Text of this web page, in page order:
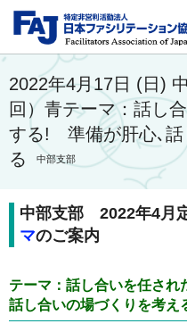
2022年4月17日 (日)
回）青テーマ：話し
する! 準備が肝心､話
る
中部支部
中部支部 2022年4月
マのご案内
テーマ：話し合いを任さ
話し合いの場づくりを考え